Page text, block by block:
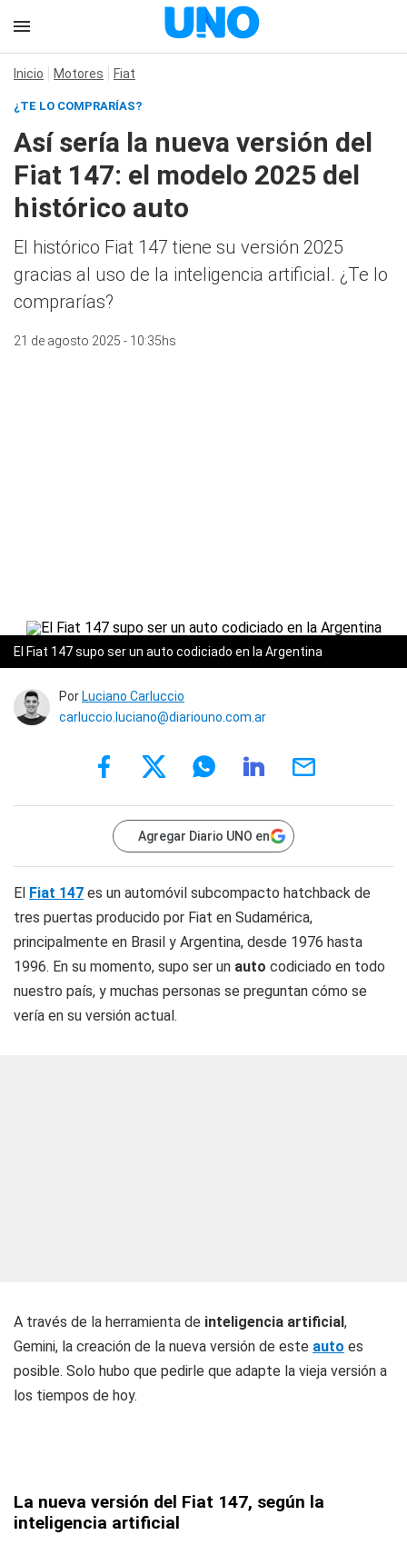
Inicio Motores Fiat
¿TE LO COMPRARÍAS?
Así sería la nueva versión del
Fiat 147: el modelo 2025 del
histórico auto
El histórico Fiat 147 tiene su versión 2025
gracias al uso de la inteligencia artificial. ¿Te lo
comprarías?
21 de agosto 2025 - 10:35hs
El Fiat 147 supo ser un auto codiciado en la Argentina
Por Luciano Carluccio
carluccio.luciano@diariouno.com.ar
Agregar Diario UNO en
El Fiat 147 es un automóvil subcompacto hatchback de
tres puertas producido por Fiat en Sudamérica,
principalmente en Brasil y Argentina, desde 1976 hasta
1996. En su momento, supo ser un auto codiciado en todo
nuestro país, y muchas personas se preguntan cómo se
vería en su versión actual.
A través de la herramienta de inteligencia artificial,
Gemini, la creación de la nueva versión de este auto es
posible. Solo hubo que pedirle que adapte la vieja versión a
los tiempos de hoy.
La nueva versión del Fiat 147, según la
inteligencia artificial